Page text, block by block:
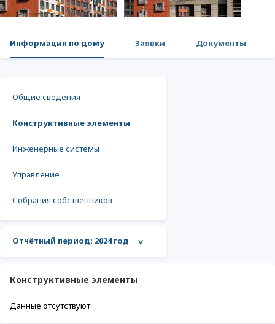
Информация по дому Заявки Документы
Общие сведения
Конструктивные элементы
Инженерные системы
Управление
Собрания собственников
Отчётный период: 2024 год >
Конструктивные элементы
Данные отсутствуют